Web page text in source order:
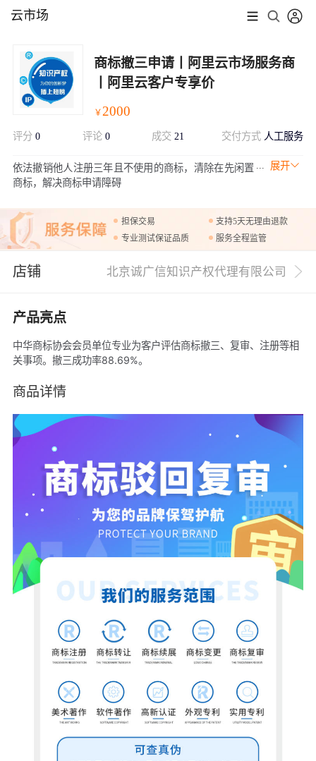
云市场
商标撤三申请丨阿里云市场服务商
丨阿里云客户专享价
￥ 2000
评分 0 评论 0 成交 21 交付方式 人工服务
展开
依法撤销他人注册三年且不使用的商标，清除在先闲置
商标，解决商标申请障碍
担保交易
支持5天无理由退款
专业测试保证品质
服务全程监管
店铺 北京诚广信知识产权代理有限公司
产品亮点
中华商标协会会员单位专业为客户评估商标撤三、复审、注册等相
关事项。撤三成功率88.69%。
商品详情